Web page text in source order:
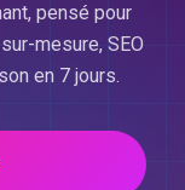
pensé pour
mesure, SEO
en 7 jours.